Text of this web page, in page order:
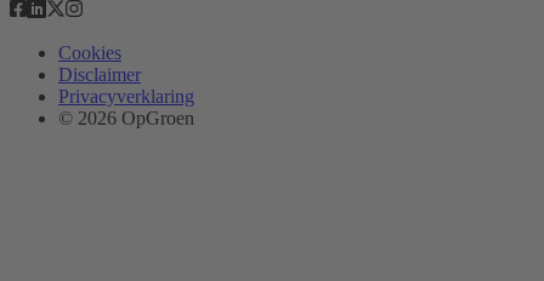
Cookies
Disclaimer
Privacyverklaring
© 2026 OpGroen